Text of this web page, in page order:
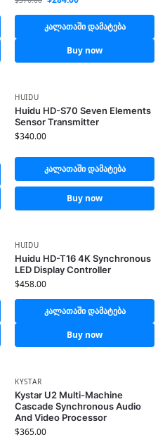
კალათაში დამატება
Buy now
HUIDU
Huidu HD-S70 Seven Elements
Sensor Transmitter
$340.00
კალათაში დამატება
Buy now
HUIDU
Huidu HD-T16 4K Synchronous
LED Display Controller
$458.00
კალათაში დამატება
Buy now
KYSTAR
Kystar U2 Multi-Machine
Cascade Synchronous Audio
And Video Processor
$365.00